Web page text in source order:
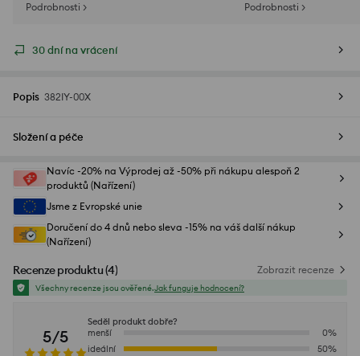
Podrobnosti >
Podrobnosti >
30 dní na vrácení
Popis 382IY-00X
Složení a péče
Navíc -20% na Výprodej až -50% při nákupu alespoň 2
produktů (Nařízení)
Jsme z Evropské unie
Doručení do 4 dnů nebo sleva -15% na váš další nákup
(Nařízení)
Recenze produktu(4) Zobrazit recenze
Všechny recenze jsou ověřené.Jak funguje hodnocení?
5/5
Seděl produkt dobře?
menší
0%
ideální
50%